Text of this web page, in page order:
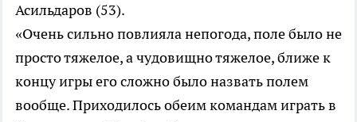
Асильдаров (53).
«Очень сильно повлияла непогода, поле было не
просто тяжелое, а чудовищно тяжелое, ближе к
концу игры его сложно было назвать полем
вообще. Приходилось обеим командам играть в